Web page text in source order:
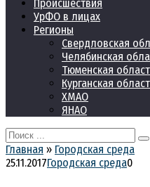
Происшествия
УрФО в лицах
Регионы
Свердловская
Челябинская
Тюменская
Курганская
ХМАО
ЯНАО
Search
for:
Главная » Городская среда
25.11.2017Городская среда0